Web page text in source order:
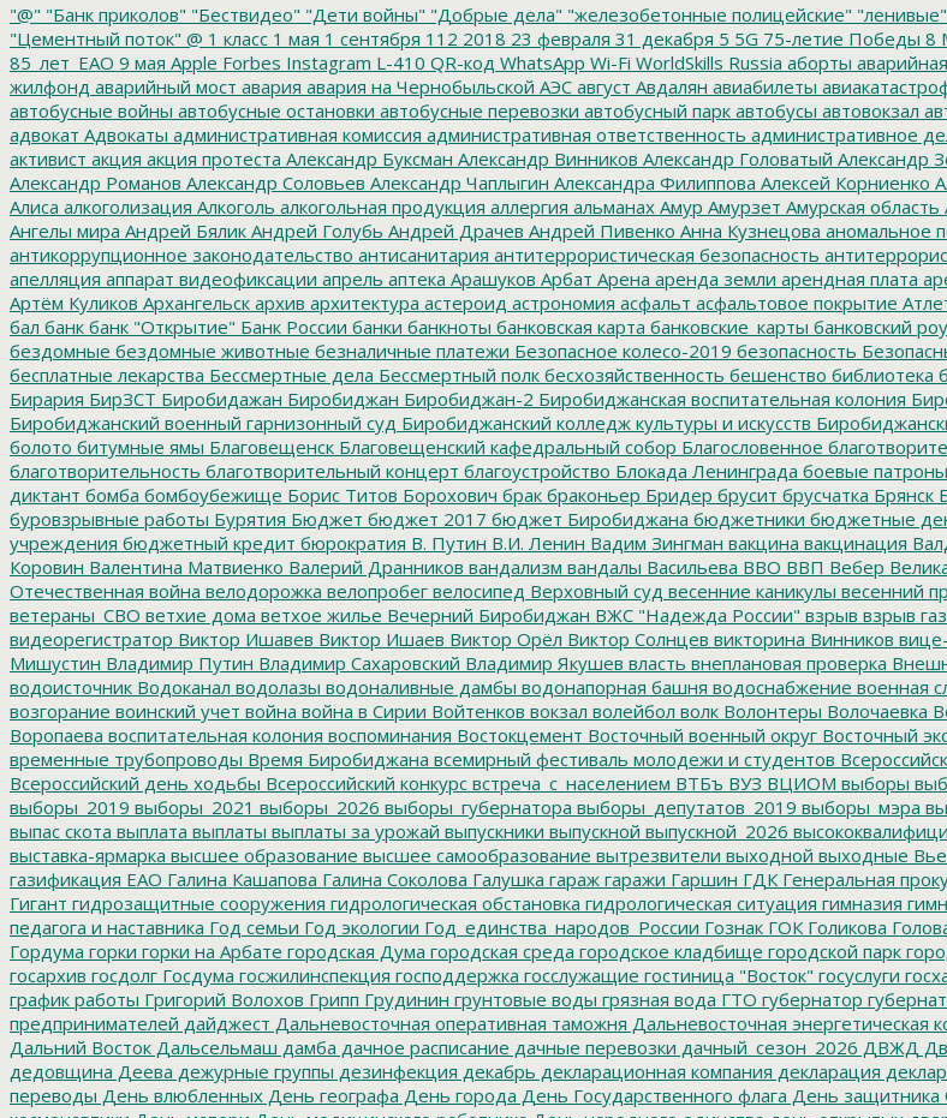
"@" "Банк приколов" "Бествидео" "Дети войны" "Добрые дела" "железобетонные полицейские"
"Цементный поток" @ 1 класс 1 мая 1 сентября 112 2018 23 февраля 31 декабря 5 5G 75-летие Победы 8
85_лет_ЕАО 9 мая Apple Forbes Instagram L-410 QR-код WhatsApp Wi-Fi WorldSkills Russia аборты
жилфонд аварийный мост авария авария на Чернобыльской АЭС август Авдалян авиабилеты
автобусные войны автобусные остановки автобусные перевозки автобусный парк автобусы автовокзал
адвокат Адвокаты административная комиссия административная ответственность административное
активист акция акция протеста Александр Буксман Александр Винников Александр Головатый Александр
Александр Романов Александр Соловьев Александр Чаплыгин Александра Филиппова Алексей Корниенко
Алиса алкоголизация Алкоголь алкогольная продукция аллергия альманах Амур Амурзет Амурская область
Ангелы мира Андрей Бялик Андрей Голубь Андрей Драчев Андрей Пивенко Анна Кузнецова аномальное
антикоррупционное законодательство антисанитария антитеррористическая безопасность
апелляция аппарат видеофиксации апрель аптека Арашуков Арбат Арена аренда земли арендная плата
Артём Куликов Архангельск архив архитектура астероид астрономия асфальт асфальтовое покрытие
бал банк банк "Открытие" Банк России банки банкноты банковская карта банковские_карты банковский
бездомные бездомные животные безналичные платежи Безопасное колесо-2019 безопасность
бесплатные лекарства Бессмертные дела Бессмертный полк бесхозяйственность бешенство библиотека
Бирария БирЗСТ Биробидажан Биробиджан Биробиджан-2 Биробиджанская воспитательная колония
Биробиджанский военный гарнизонный суд Биробиджанский колледж культуры и искусств
болото битумные ямы Благовещенск Благовещенский кафедральный собор Благословенное
благотворительность благотворительный концерт благоустройство Блокада Ленинграда боевые патроны
диктант бомба бомбоубежище Борис Титов Борохович брак браконьер Бридер брусит брусчатка Брянск
буровзрывные работы Бурятия Бюджет бюджет 2017 бюджет Биробиджана бюджетники бюджетные
учреждения бюджетный кредит бюрократия В. Путин В.И. Ленин Вадим Зингман вакцина вакцинация
Коровин Валентина Матвиенко Валерий Дранников вандализм вандалы Васильева ВВО ВВП Вебер
Отечественная война велодорожка велопробег велосипед Верховный суд весенние каникулы весенний
ветераны_СВО ветхие дома ветхое жилье Вечерний Биробиджан ВЖС "Надежда России" взрыв взрыв
видеорегистратор Виктор Ишавев Виктор Ишаев Виктор Орёл Виктор Солнцев викторина Винников
Мишустин Владимир Путин Владимир Сахаровский Владимир Якушев власть внеплановая проверка
водоисточник Водоканал водолазы водоналивные дамбы водонапорная башня водоснабжение военная
возгорание воинский учет война война в Сирии Войтенков вокзал волейбол волк Волонтеры Волочаевка
Воропаева воспитательная колония воспоминания Востокцемент Восточный военный округ Восточный
временные трубопроводы Время Биробиджана всемирный фестиваль молодежи и студентов
Всероссийский день ходьбы Всероссийский конкурс встреча_с_населением ВТБъ ВУЗ ВЦИОМ выборы
выборы_2019 выборы_2021 выборы_2026 выборы_губернатора выборы_депутатов_2019 выборы_мэра
выпас скота выплата выплаты выплаты за урожай выпускники выпускной выпускной_2026
выставка-ярмарка высшее образование высшее самообразование вытрезвители выходной выходные
газификация ЕАО Галина Кашапова Галина Соколова Галушка гараж гаражи Гаршин ГДК Генеральная
Гигант гидрозащитные сооружения гидрологическая обстановка гидрологическая ситуация гимназия
педагога и наставника Год семьи Год экологии Год_единства_народов_России Гознак ГОК Голикова
Гордума горки горки на Арбате городская Дума городская среда городское кладбище городской парк
госархив госдолг Госдума госжилинспекция господдержка госслужащие гостиница "Восток" госуслуги
график работы Григорий Волохов Грипп Грудинин грунтовые воды грязная вода ГТО губернатор
предпринимателей дайджест Дальневосточная оперативная таможня Дальневосточная энергетическая
Дальний Восток Дальсельмаш дамба дачное расписание дачные перевозки дачный_сезон_2026 ДВЖД
дедовщина Деева дежурные группы дезинфекция декабрь декларационная компания декларация
переводы День влюбленных День географа День города День Государственного флага День защитника